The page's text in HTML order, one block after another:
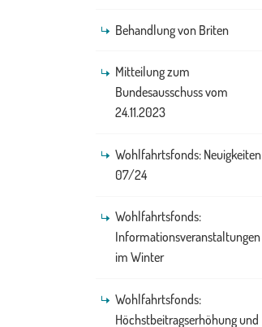
Behandlung von Briten
Mitteilung zum
Bundesausschuss vom
24.11.2023
Wohlfahrtsfonds: Neuigkeiten
07/24
Wohlfahrtsfonds:
Informationsveranstaltungen
im Winter
Wohlfahrtsfonds:
Höchstbeitragserhöhung und